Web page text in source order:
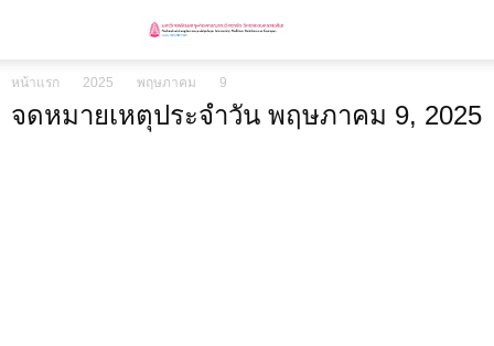
หน้าแรก 2025 พฤษภาคม 9
จดหมายเหตุประจำวัน พฤษภาคม 9, 2025